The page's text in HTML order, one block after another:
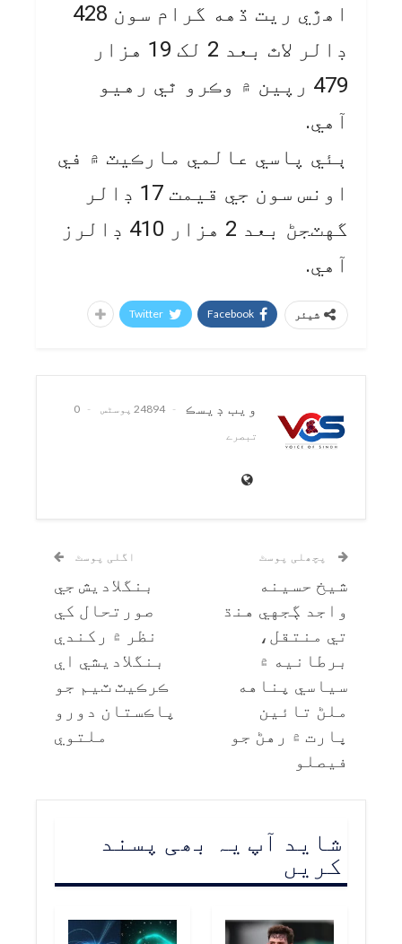
اهڙي ريت ڏهه گرام سون 428
ڊالر لاٿ بعد 2 لک 19 هزار
479 رپين ۾ وڪرو ٿي رهيو
آهي.
ٻئي پاسي عالمي مارڪيٽ ۾ في
اونس سون جي قيمت 17 ڊالر
گهٽجڻ بعد 2 هزار 410 ڊالرز
آهي.
شیئر Facebook
Twitter
ويب ڊيسڪ 24894 پوسٹس
0
تبصرے
پچھلی پوسٹ
شيخ حسينه
واجد ڳجهي هنڌ
تي منتقل،
برطانيه ۾
سياسي پناهه
ملڻ تائين
ڀارت ۾ رهڻ جو
فيصلو
اگلی پوسٹ
بنگلاديش جي
صورتحال کي
نظر ۾ رکندي
بنگلاديشي اي
ڪرڪيٽ ٽيم جو
پاڪستان دورو
ملتوي
شاید آپ یہ بھی پسند
کریں